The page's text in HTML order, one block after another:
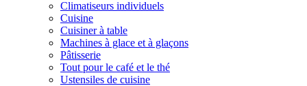
Climatiseurs individuels
Cuisine
Cuisiner à table
Machines à glace et à glaçons
Pâtisserie
Tout pour le café et le thé
Ustensiles de cuisine